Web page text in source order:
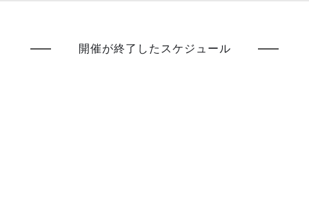
開催が終了したスケジュール